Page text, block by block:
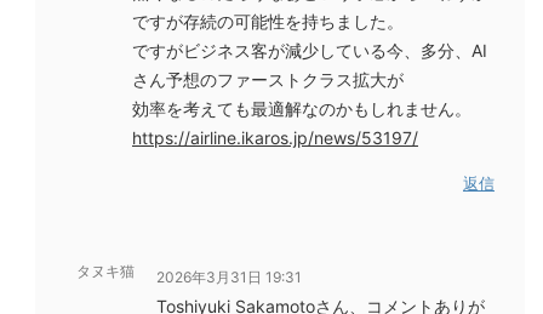
ですが存続の可能性を持ちました。
ですがビジネス客が減少している今、多分、AI
さん予想のファーストクラス拡大が
効率を考えても最適解なのかもしれません。
https://airline.ikaros.jp/news/53197/
返信
タヌキ猫 2026年3月31日 19:31
Toshiyuki Sakamotoさん、コメントありが